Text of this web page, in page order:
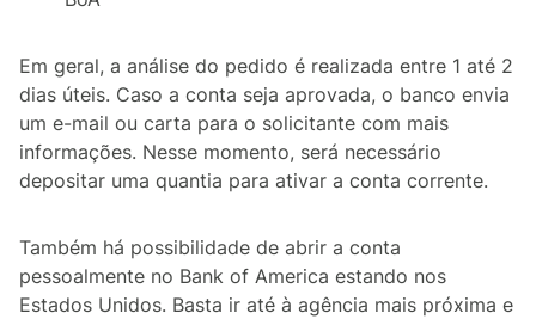
Em geral, a análise do pedido é realizada entre 1 até 2
dias úteis. Caso a conta seja aprovada, o banco envia
um e-mail ou carta para o solicitante com mais
informações. Nesse momento, será necessário
depositar uma quantia para ativar a conta corrente.
Também há possibilidade de abrir a conta
pessoalmente no Bank of America estando nos
Estados Unidos. Basta ir até à agência mais próxima e